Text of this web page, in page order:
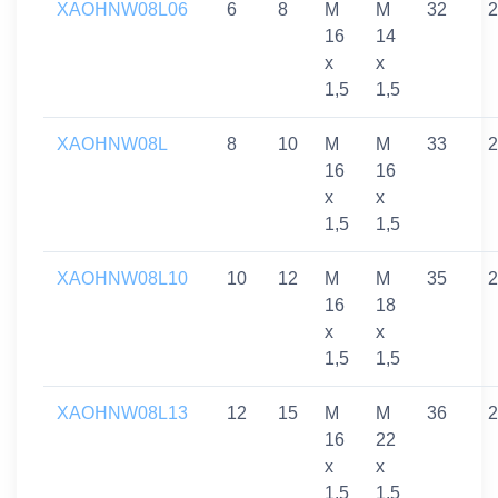
XAOHNW08L06 6 8
M
16
x
1,5
M
14
x
1,5
32
XAOHNW08L 8 10
M
16
x
1,5
M
16
x
1,5
33
XAOHNW08L10 10 12
M
16
x
1,5
M
18
x
1,5
35
XAOHNW08L13 12 15
M
16
x
1,5
M
22
x
1,5
36